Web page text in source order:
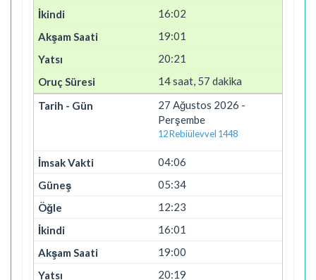
16:02
19:01
20:21
14 saat, 57 dakika
27 Ağustos 2026 -
Perşembe
12 Rebiülevvel 1448
04:06
05:34
12:23
16:01
19:00
20:19